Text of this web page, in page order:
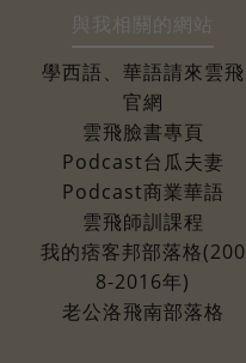
與我相關的網站
學西語、華語請來雲飛
官網
雲飛臉書專頁
Podcast台瓜夫妻
Podcast商業華語
雲飛師訓課程
我的痞客邦部落格(200
8-2016年)
老公洛飛南部落格